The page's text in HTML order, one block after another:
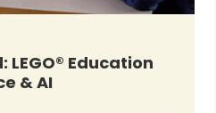
Education
& AI